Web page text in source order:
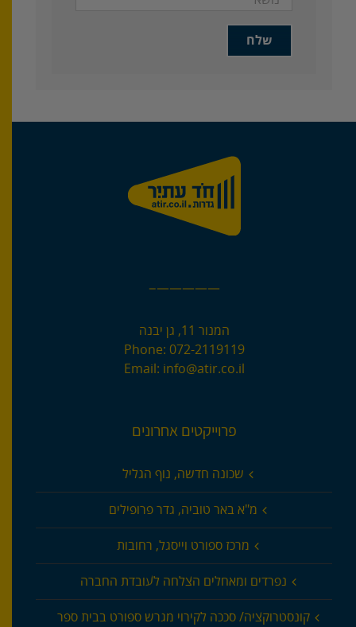
—————–
המנור 11, גן יבנה
Phone: 072-2119119
Email: info@atir.co.il
פרוייקטים אחרונים
שכונה חדשה, נוף הגליל
מ"א באר טוביה, גדר פרופילים
מרכז ספורט וייסגל, רחובות
נפרדים ומאחלים הצלחה לעובדת החברה
קונסטרוקציה/ סככה לקירוי מגרש ספורט בבית ספר